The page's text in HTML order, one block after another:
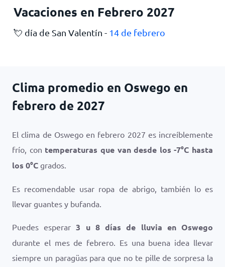
Vacaciones en Febrero 2027
💘 día de San Valentín - 14 de febrero
Clima promedio en Oswego en
febrero de 2027
El clima de Oswego en febrero 2027 es increíblemente
frío, con temperaturas que van desde los-7°C hasta
los 0°C grados.
Es recomendable usar ropa de abrigo, también lo es
llevar guantes y bufanda.
Puedes esperar3 u 8 días de lluvia en Oswego
durante el mes de febrero. Es una buena idea llevar
siempre un paragüas para que no te pille de sorpresa la